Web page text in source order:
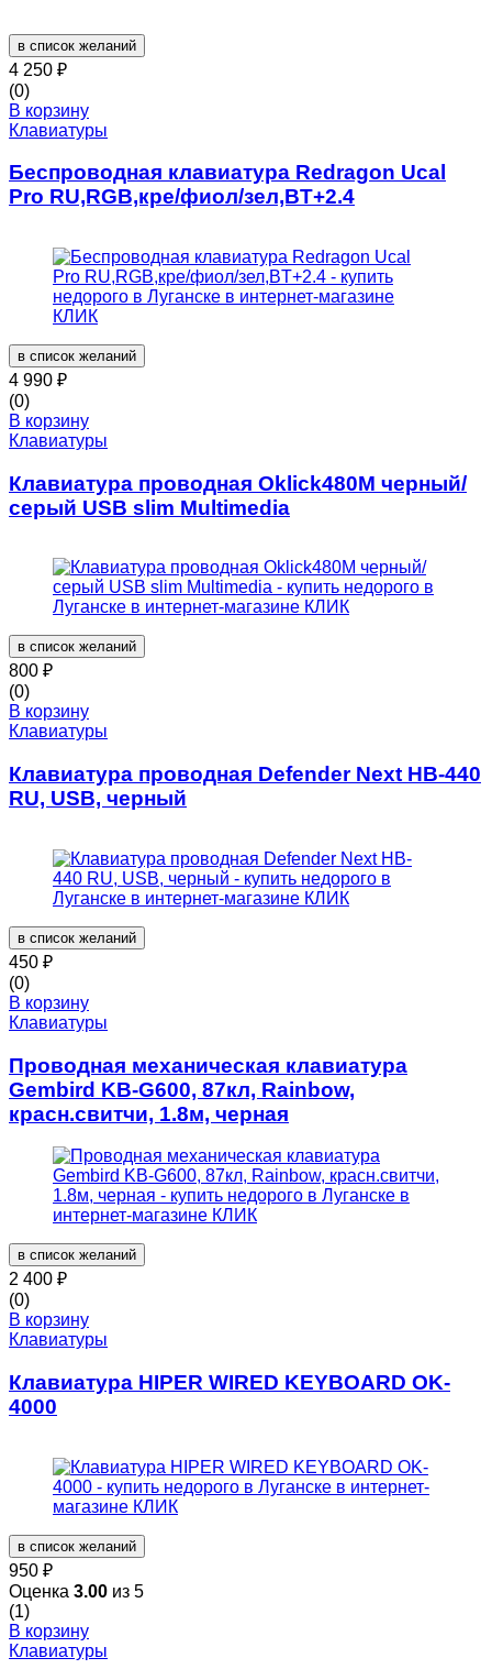
в список желаний
4 250 ₽
(0)
В корзину
Клавиатуры
Беспроводная клавиатура Redragon Ucal
Pro RU,RGB,кре/фиол/зел,BT+2.4
в список желаний
4 990 ₽
(0)
В корзину
Клавиатуры
Клавиатура проводная Oklick480M черный/
серый USB slim Multimedia
в список желаний
800 ₽
(0)
В корзину
Клавиатуры
Клавиатура проводная Defender Next HB-440
RU, USB, черный
в список желаний
450 ₽
(0)
В корзину
Клавиатуры
Проводная механическая клавиатура
Gembird KB-G600, 87кл, Rainbow,
красн.свитчи, 1.8м, черная
в список желаний
2 400 ₽
(0)
В корзину
Клавиатуры
Клавиатура HIPER WIRED KEYBOARD OK-
4000
в список желаний
950 ₽
Оценка 3.00 из 5
(1)
В корзину
Клавиатуры